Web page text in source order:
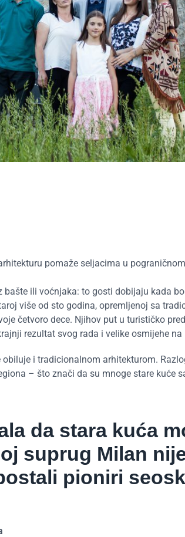
pomaže seljacima u
bašte ili voćnjaka: to gosti dobijaju kada
više od sto godina, opremljenoj sa
četvoro dece. Njihov put u turističko
rezultat svog rada i velike osmijehe
i tradicionalnom arhitekturom.
– što znači da su mnoge stare kuće
da stara kuća
suprug Milan
pioniri